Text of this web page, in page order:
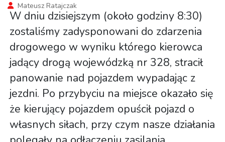
Mateusz Ratajczak
W dniu dzisiejszym (około godziny 8:30)
zostaliśmy zadysponowani do zdarzenia
drogowego w wyniku którego kierowca
jadący drogą wojewódzką nr 328, stracił
panowanie nad pojazdem wypadając z
jezdni. Po przybyciu na miejsce okazało się
że kierujący pojazdem opuścił pojazd o
własnych siłach, przy czym nasze działania